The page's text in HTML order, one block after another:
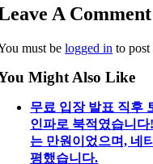
A Comment
must belogged in to post
Might Also Like
무료 입장 발표 직후
인파로 북적였습니
는 만원이었으며, 네
평했습니다.